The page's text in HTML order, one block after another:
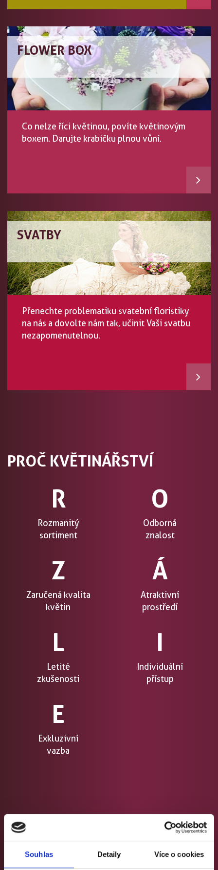
Souhlas Detaily Více o cookies
FLOWER BOX
Co nelze říci květinou, povíte květinovým
boxem. Darujte krabičku plnou vůní.
SVATBY
Přenechte problematiku svatební floristiky
na nás a dovolte nám tak, učinit Vaši svatbu
nezapomenutelnou.
PROČ KVĚTINÁŘSTVÍ
R
Rozmanitý
sortiment
O
Odborná
znalost
Z
Zaručená kvalita
květin
Á
Atraktivní
prostředí
L
Letité
zkušenosti
I
Individuální
přístup
E
Exkluzivní
vazba
KLADEME DŮRAZ NA
SPOKOJENOST ZÁKAZNÍKA